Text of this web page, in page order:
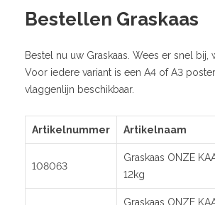
Bestellen Graskaas
Bestel nu uw Graskaas. Wees er snel bij,
Voor iedere variant is een A4 of A3
vlaggenlijn beschikbaar.
Artikelnummer Artikelnaam
108063
Graskaas ONZE
12kg
Graskaas ONZE